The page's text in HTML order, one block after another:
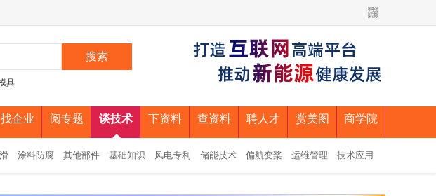
搜索
具
找企业 阅专题 谈技术 下资料 查资料 聘人才 赏美图 商学院
涂料防腐 其他部件 基础知识 风电专利 储能技术 偏航变桨 运维管理 技术应用